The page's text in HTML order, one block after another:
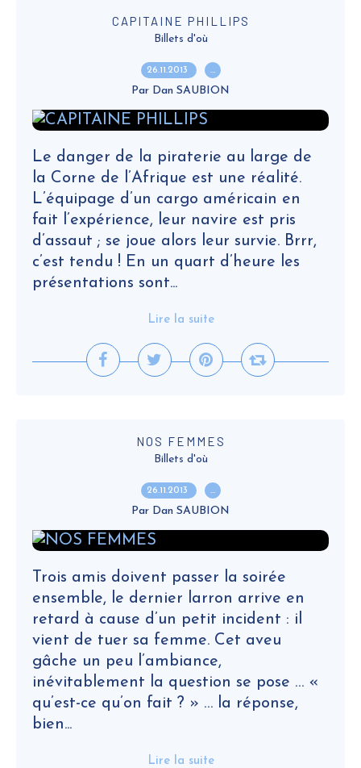
CAPITAINE PHILLIPS
Billets d'où
26.11.2013 …
Par Dan SAUBION
Le danger de la piraterie au large de
la Corne de l’Afrique est une réalité.
L’équipage d’un cargo américain en
fait l’expérience, leur navire est pris
d’assaut ; se joue alors leur survie. Brrr,
c’est tendu ! En un quart d’heure les
présentations sont...
Lire la suite
NOS FEMMES
Billets d'où
26.11.2013 …
Par Dan SAUBION
Trois amis doivent passer la soirée
ensemble, le dernier larron arrive en
retard à cause d’un petit incident : il
vient de tuer sa femme. Cet aveu
gâche un peu l’ambiance,
inévitablement la question se pose … «
qu’est-ce qu’on fait ? » … la réponse,
bien...
Lire la suite